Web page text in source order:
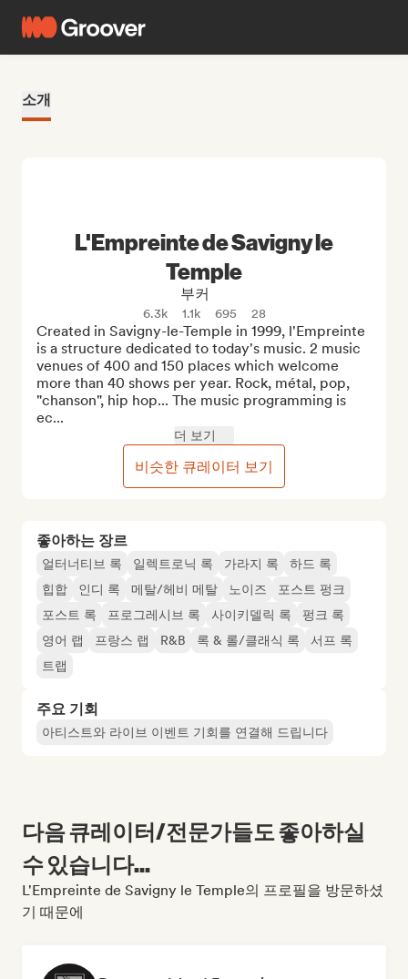
소개
좋아하는 장르
얼터너티브 록 일렉트로닉 록 가라지 록
하드 록
힙합
인디 록 메탈/헤비 메탈 노이즈
포스트 펑크
포스트 록
프로그레시브 록 사이키델릭 록
펑크 록
영어 랩
프랑스 랩 R&B 록 & 롤/클래식 록
서프 록
트랩
주요 기회
아티스트와 라이브 이벤트 기회를 연결해 드립니다
L'Empreinte de Savigny le
Temple
부커
6.3k 1.1k 695 28
Created in Savigny-le-Temple in 1999, l'Empreinte
is a structure dedicated to today's music. 2 music
venues of 400 and 150 places which welcome
more than 40 shows per year. Rock, métal, pop,
"chanson", hip hop... The music programming is
ec...
더 보기
비슷한 큐레이터 보기
다음 큐레이터/전문가들도 좋아하실
수 있습니다...
L'Empreinte de Savigny le Temple의 프로필을 방문하셨
기 때문에